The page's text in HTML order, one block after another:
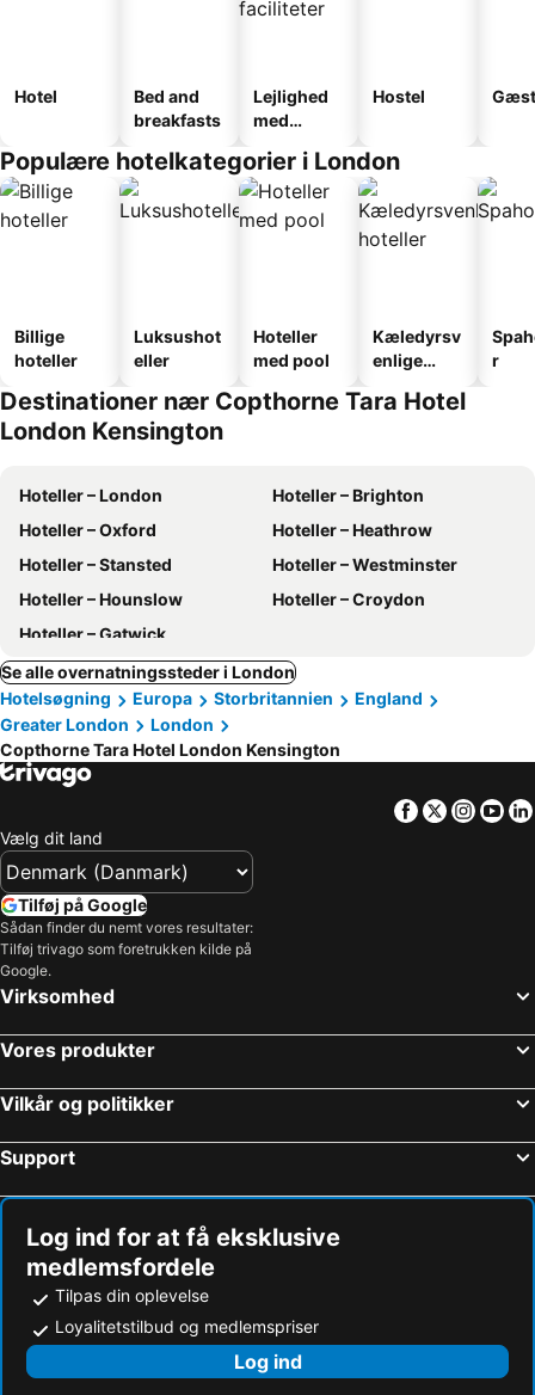
Hotel
Bed and
breakfasts
Lejlighed
med
Hostel
Populære hotelkategorier i London
Billige
hoteller
Luksushot
eller
Hoteller
med pool
Kæledyrsv
enlige
r
Destinationer nær Copthorne Tara Hotel
London Kensington
Hoteller – London
Hoteller – Brighton
Hoteller – Oxford
Hoteller – Heathrow
Hoteller – Stansted
Hoteller – Westminster
Hoteller – Hounslow
Hoteller – Croydon
Hoteller – Gatwick
Se alle overnatningssteder i London
Hotelsøgning
Europa Storbritannien
England
Greater London
London
Copthorne Tara Hotel London Kensington
Facebook
Twitter
Vælg dit land
Tilføj på Google
Sådan finder du nemt vores resultater:
Tilføj trivago som foretrukken kilde på
Google.
Virksomhed
Vores produkter
Vilkår og politikker
Support
Log ind for at få eksklusive
medlemsfordele
Tilpas din oplevelse
Loyalitetstilbud og medlemspriser
Log ind